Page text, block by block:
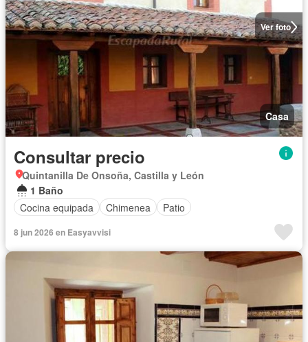
Ver foto
Casa
Consultar precio
Quintanilla De Onsoña, Castilla y León
1 Baño
Cocina equipada
Chimenea Patio
8 jun 2026 en Easyavvisi